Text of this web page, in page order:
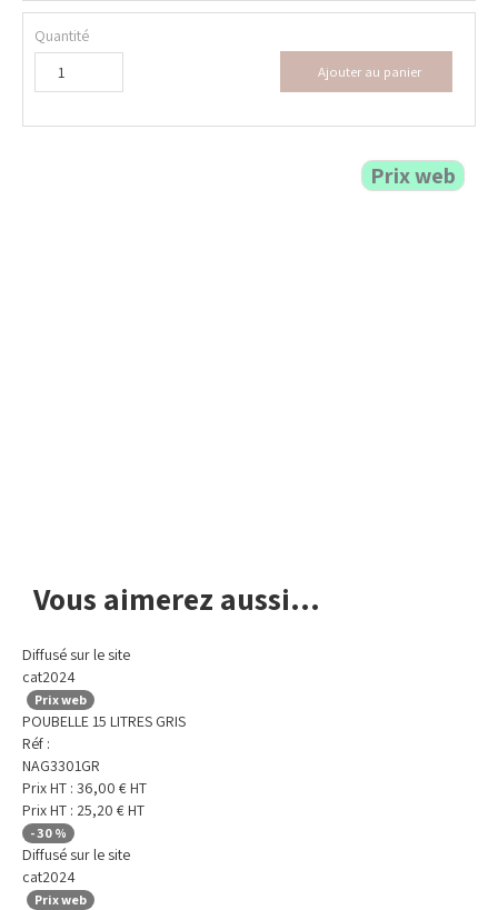
Prix web
Quantité
Ajouter au panier
Vous aimerez aussi...
Diffusé sur le site
cat2024
Prix web
POUBELLE 15 LITRES GRIS
Réf :
NAG3301GR
Prix HT : 36,00 € HT
Prix HT : 25,20 € HT
-30 %
Diffusé sur le site
cat2024
Prix web